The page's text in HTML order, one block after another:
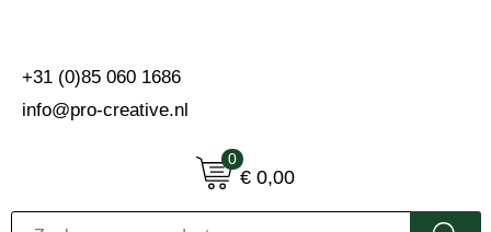
+31 (0)85 060 1686
info@pro-creative.nl
0
€ 0,00